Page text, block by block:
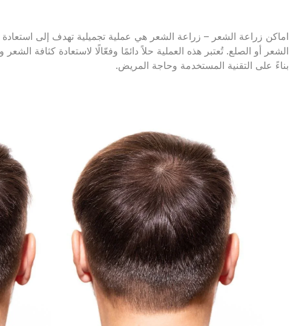
اماكن زراعة الشعر – زراعة الشعر هي عملية تجميلية تهدف إلى
الشعر أو الصلع. تُعتبر هذه العملية حلاً دائمًا وفعّالًا لاستعادة كثافة
بناءً على التقنية المستخدمة وحاجة المريض.